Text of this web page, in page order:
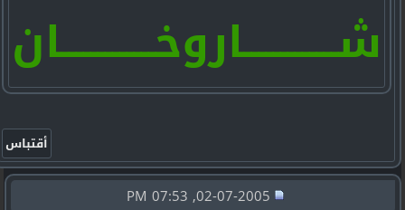
شـــــــــــــاروخـــــــــــــان
02-07-2005, 07:53 PM